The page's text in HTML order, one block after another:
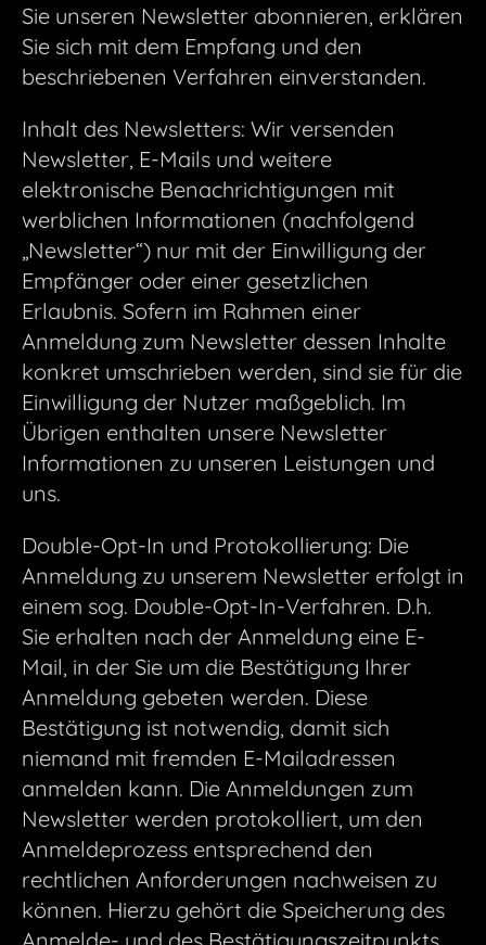
Sie unseren Newsletter abonnieren, erklären
Sie sich mit dem Empfang und den
beschriebenen Verfahren einverstanden.
Inhalt des Newsletters: Wir versenden
Newsletter, E-Mails und weitere
elektronische Benachrichtigungen mit
werblichen Informationen (nachfolgend
„Newsletter“) nur mit der Einwilligung der
Empfänger oder einer gesetzlichen
Erlaubnis. Sofern im Rahmen einer
Anmeldung zum Newsletter dessen Inhalte
konkret umschrieben werden, sind sie für die
Einwilligung der Nutzer maßgeblich. Im
Übrigen enthalten unsere Newsletter
Informationen zu unseren Leistungen und
uns.
Double-Opt-In und Protokollierung: Die
Anmeldung zu unserem Newsletter erfolgt in
einem sog. Double-Opt-In-Verfahren. D.h.
Sie erhalten nach der Anmeldung eine E-
Mail, in der Sie um die Bestätigung Ihrer
Anmeldung gebeten werden. Diese
Bestätigung ist notwendig, damit sich
niemand mit fremden E-Mailadressen
anmelden kann. Die Anmeldungen zum
Newsletter werden protokolliert, um den
Anmeldeprozess entsprechend den
rechtlichen Anforderungen nachweisen zu
können. Hierzu gehört die Speicherung des